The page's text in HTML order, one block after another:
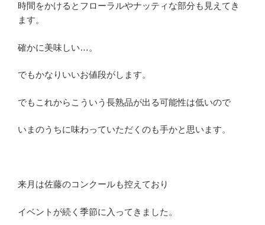
時間をかけるとフローラルやナッティな部分も見えてき
ます。
確かに美味しい…。
でもかなりいいお値段がします。
でもこれからこういう長熟品が出る可能性は低いので
いまのうちに味わっていただくのも手かと思います。
来月は佐藤のコンクールも控えており
イベントが続く季節に入ってきました。